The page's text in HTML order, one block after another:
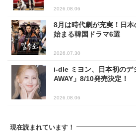
2026.08.06
8月は時代劇が充実！日
始まる韓国ドラマ6選
2026.07.30
i-dle ミヨン、日本初のデ
AWAY」8/10発売決定！
2026.08.06
現在読まれています！